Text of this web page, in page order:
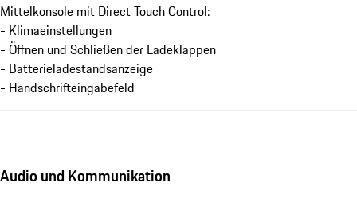
Mittelkonsole mit Direct Touch Control:
- Klimaeinstellungen
- Öffnen und Schließen der Ladeklappen
- Batterieladestandsanzeige
- Handschrifteingabefeld
Audio und Kommunikation